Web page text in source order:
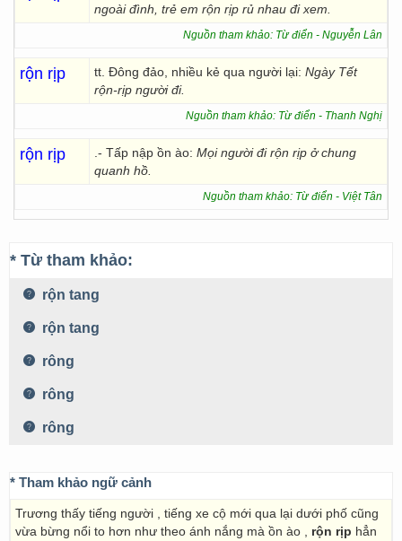
ngoài đình, trẻ em rộn rịp rủ nhau đi xem.
Nguồn tham khảo: Từ điển - Nguyễn Lân
rộn rịp tt. Đông đảo, nhiều kẻ qua người lại: Ngày Tết
rộn-rịp người đi.
Nguồn tham khảo: Từ điển - Thanh Nghị
rộn rịp .- Tấp nập ồn ào: Mọi người đi rộn rịp ở chung
quanh hồ.
Nguồn tham khảo: Từ điển - Việt Tân
* Từ tham khảo:
rộn tang
rộn tang
rông
rông
rông
* Tham khảo ngữ cảnh
Trương thấy tiếng người , tiếng xe cộ mới qua lại dưới phố cũng
vừa bừng nổi to hơn như theo ánh nắng mà ồn ào , rộn rịp hẳn